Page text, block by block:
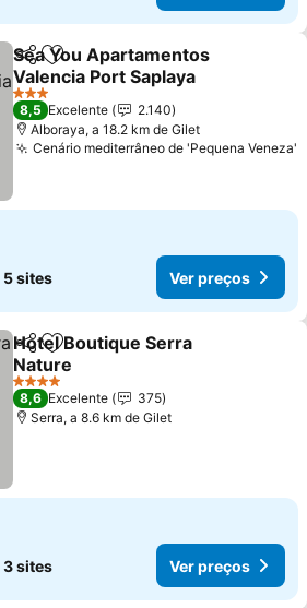
PartilharAdicionar aos favoritos
Sea You Apartamentos
Valencia Port Saplaya
Ver preços
3 Estrelas
8,5 Excelente
2.140
Alboraya, a 18.2 km de Gilet
Cenário mediterrâneo de 'Pequena Veneza'
5 sites Ver preços
PartilharAdicionar aos favoritos
Hotel Boutique Serra
Nature
Ver preços
4 Estrelas
8,6 Excelente
375
Serra, a 8.6 km de Gilet
3 sites Ver preços